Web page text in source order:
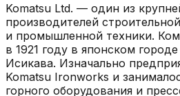
Komatsu Ltd. — один из
производителей
и промышленной техники.
в 1921 году в японском
Исикава. Изначально
Komatsu Ironworks и
горного оборудования и